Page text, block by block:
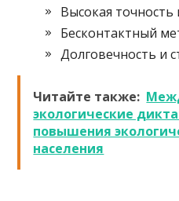
Высокая точность
Бесконтактный
Долговечность и
Читайте также:
экологические
повышения
населения